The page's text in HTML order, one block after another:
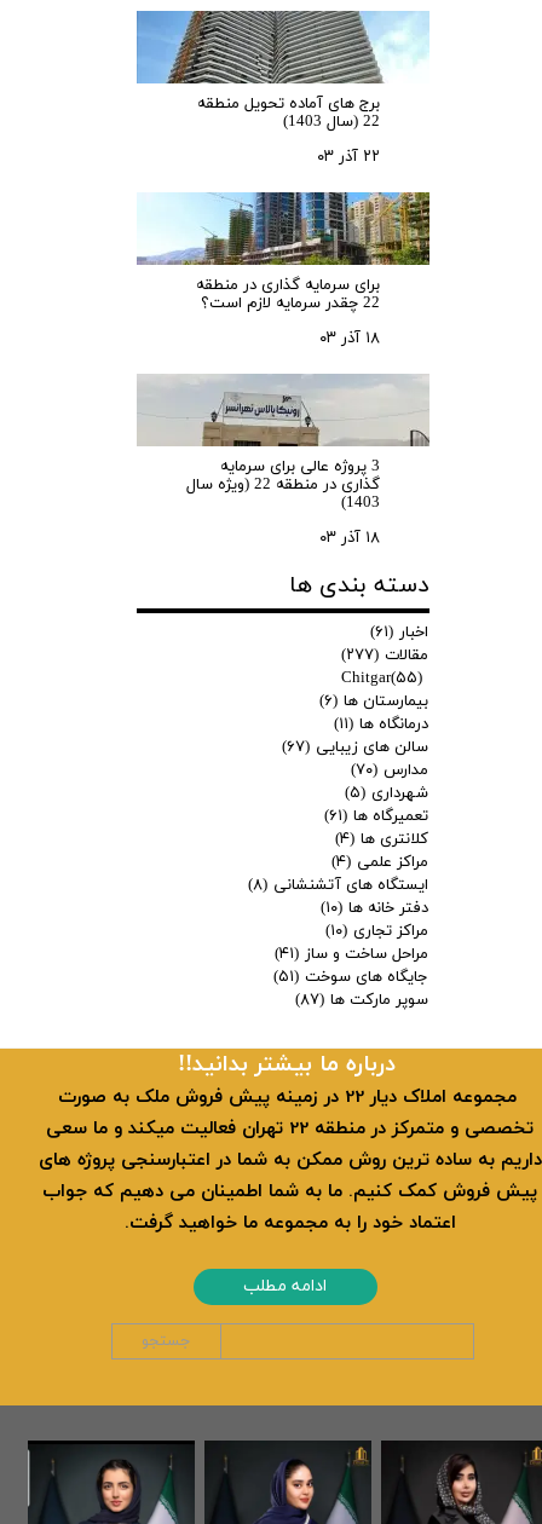
برج های آماده تحویل منطقه
22 (سال 1403)
۲۲ آذر ۰۳
برای سرمایه‌ گذاری در منطقه
22 چقدر سرمایه لازم است؟
۱۸ آذر ۰۳
3 پروژه عالی برای سرمایه
گذاری در منطقه 22 (ویژه سال
1403)
۱۸ آذر ۰۳
دسته بندی ها
اخبار (۶۱)
مقالات (۲۷۷)
Chitgar(۵۵)
بیمارستان ها (۶)
درمانگاه ها (۱۱)
سالن های زیبایی (۶۷)
مدارس (۷۰)
شهرداری (۵)
تعمیرگاه ها (۶۱)
کلانتری ها (۴)
مراکز علمی (۴)
ایستگاه های آتشنشانی (۸)
دفتر خانه ها (۱۰)
مراکز تجاری (۱۰)
مراحل ساخت و ساز (۴۱)
جایگاه های سوخت (۵۱)
سوپر مارکت ها (۸۷)
​​درباره ما بیشتر بدانید!!
​ مجموعه املاک دیار 22 در زمینه پیش فروش ملک به صورت
تخصصی و متمرکز در منطقه 22 تهران فعالیت میکند و ما سعی
داریم به ساده ترین روش ممکن به شما در اعتبارسنجی پروژه های
پیش فروش کمک کنیم. ما به شما اطمینان می دهیم که جواب
اعتماد خود را به مجموعه ما خواهید گرفت.
ادامه مطلب
جستجو